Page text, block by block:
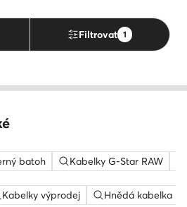
Filtrovat 1
batoh Kabelky G-Star RAW
Kabelky výprodej Hnědá kabelka